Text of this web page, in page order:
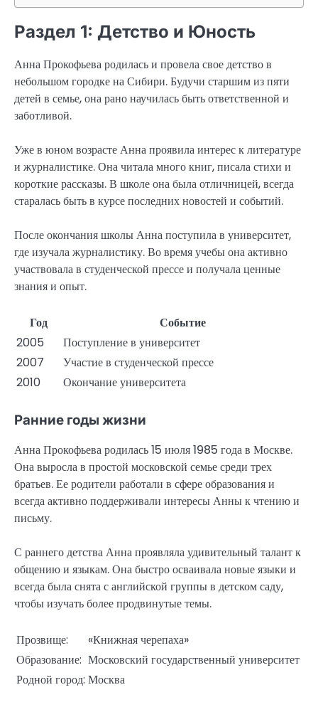
Раздел 1: Детство и Юность
Анна Прокофьева родилась и провела свое детство в
небольшом городке на Сибири. Будучи старшим из пяти
детей в семье, она рано научилась быть ответственной и
заботливой.
Уже в юном возрасте Анна проявила интерес к литературе
и журналистике. Она читала много книг, писала стихи и
короткие рассказы. В школе она была отличницей, всегда
старалась быть в курсе последних новостей и событий.
После окончания школы Анна поступила в университет,
где изучала журналистику. Во время учебы она активно
участвовала в студенческой прессе и получала ценные
знания и опыт.
Год
Событие
2005
Поступление в университет
2007
Участие в студенческой прессе
2010
Окончание университета
Ранние годы жизни
Анна Прокофьева родилась 15 июля 1985 года в Москве.
Она выросла в простой московской семье среди трех
братьев. Ее родители работали в сфере образования и
всегда активно поддерживали интересы Анны к чтению и
письму.
С раннего детства Анна проявляла удивительный талант к
общению и языкам. Она быстро осваивала новые языки и
всегда была снята с английской группы в детском саду,
чтобы изучать более продвинутые темы.
Прозвище:
«Книжная черепаха»
Образование: Московский государственный университет
Родной город: Москва